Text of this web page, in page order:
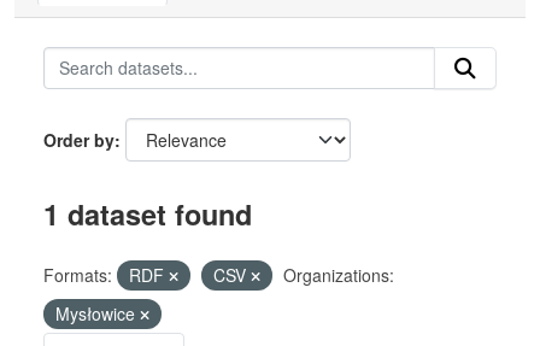
Order by
1 dataset found
Formats: RDF CSV
Organizations:
Mysłowice